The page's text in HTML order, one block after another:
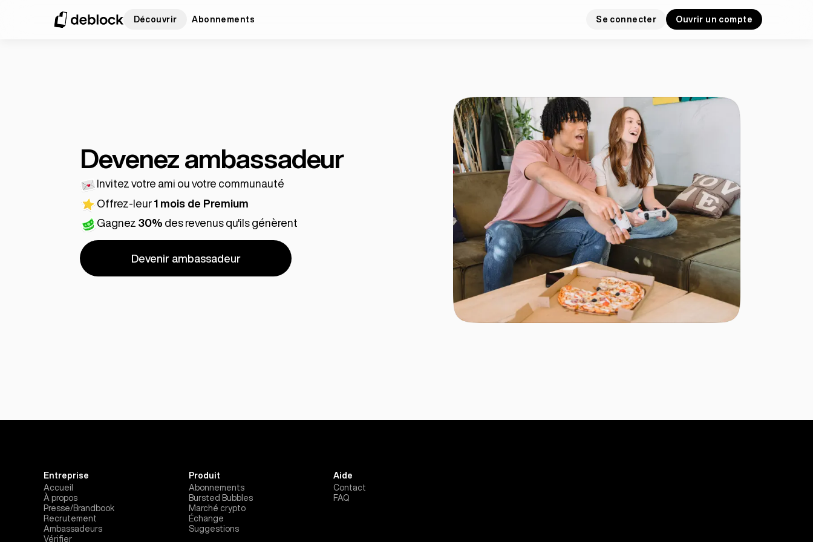
Découvrir Abonnements Se connecter Ouvrir un compte
Devenez ambassadeur
Invitez votre ami ou votre communauté
Offrez-leur 1 mois de Premium
Gagnez 30% des revenus qu'ils génèrent
Devenir ambassadeur
Entreprise
Accueil
À propos
Presse/Brandbook
Recrutement
Ambassadeurs
Vérifier
Produit
Abonnements
Bursted Bubbles
Marché crypto
Échange
Suggestions
Aide
Contact
FAQ